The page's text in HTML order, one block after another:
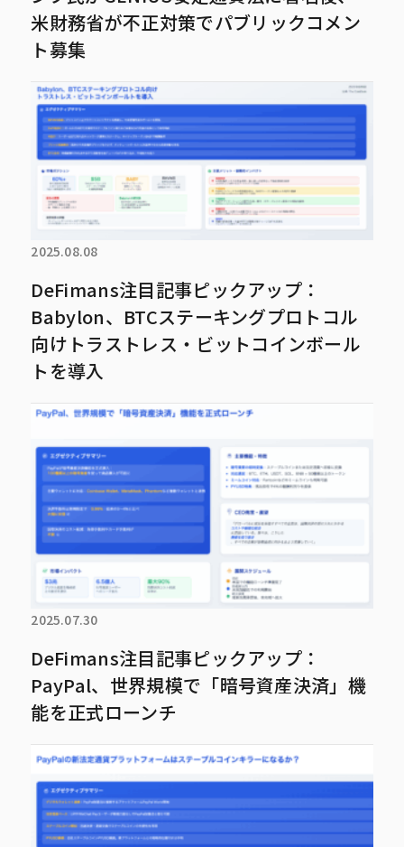
米財務省が不正対策でパブリックコメン
ト募集
2025.08.08
DeFimans注目記事ピックアップ：
Babylon、BTCステーキングプロトコル
向けトラストレス・ビットコインボール
トを導入
2025.07.30
DeFimans注目記事ピックアップ：
PayPal、世界規模で「暗号資産決済」機
能を正式ローンチ